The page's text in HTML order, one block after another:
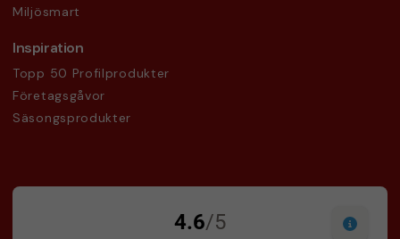
Miljösmart
Inspiration
Topp 50 Profilprodukter
Företagsgåvor
Säsongsprodukter